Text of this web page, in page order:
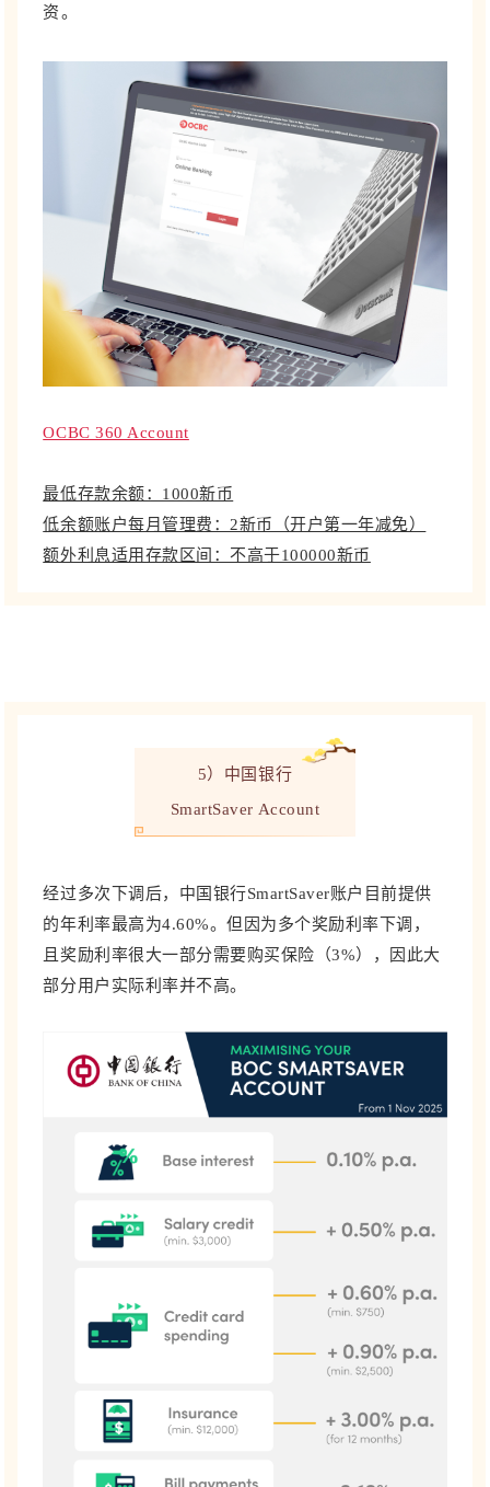
资。
OCBC 360 Account
最低存款余额：1000新币
低余额账户每月管理费：2新币（开户第一年减免）
额外利息适用存款区间：不高于100000新币
5）中国银行
SmartSaver Account
经过多次下调后，中国银行SmartSaver账户目前提供
的年利率最高为4.60%。但因为多个奖励利率下调，
且奖励利率很大一部分需要购买保险（3%），因此大
部分用户实际利率并不高。